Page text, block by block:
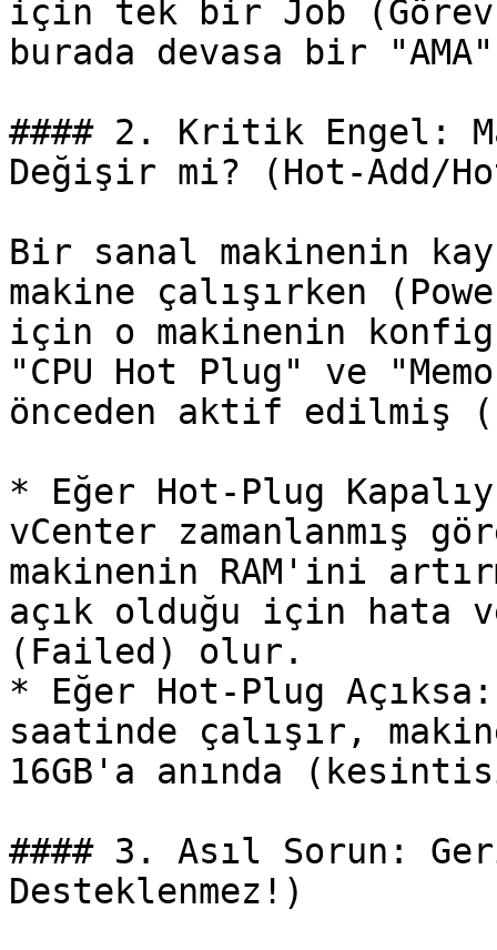
için tek bir Job
burada devasa bir
#### 2. Kritik Engel:
Değişir mi? (Hot-Add/
Bir sanal makinenin
makine çalışırken
için o makinenin
"CPU Hot Plug" ve
önceden aktif edilmiş
* Eğer Hot-Plug
vCenter zamanlanmış
makinenin RAM'ini
açık olduğu için hata
(Failed) olur.
* Eğer Hot-Plug Açıksa:
saatinde çalışır,
16GB'a anında
#### 3. Asıl Sorun:
Desteklenmez!)